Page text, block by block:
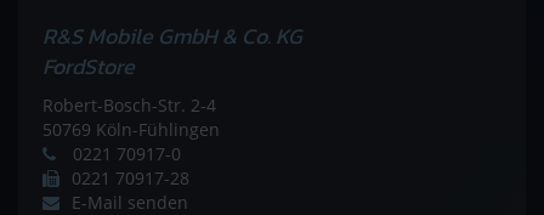
R&S Mobile GmbH & Co. KG
FordStore
Robert-Bosch-Str. 2-4
50769 Köln-Fühlingen
0221 70917-0
0221 70917-28
E-Mail senden